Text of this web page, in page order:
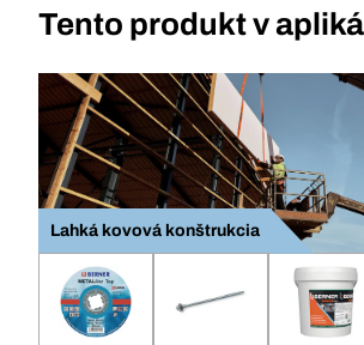
Tento produkt v
Lahká kovová konštrukcia